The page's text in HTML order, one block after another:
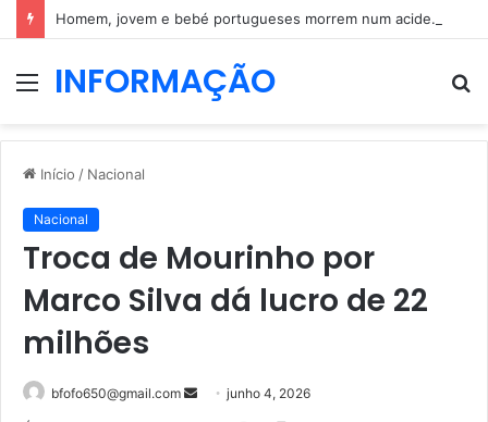
Homem, jovem e bebé portugueses morrem num acidente em Espanha
MenuINFORMAÇÃO
Início / Nacional
Nacional
Troca de Mourinho por
Marco Silva dá lucro de 22
milhões
bfofo650@gmail.com
Mandejunho 4, 2026